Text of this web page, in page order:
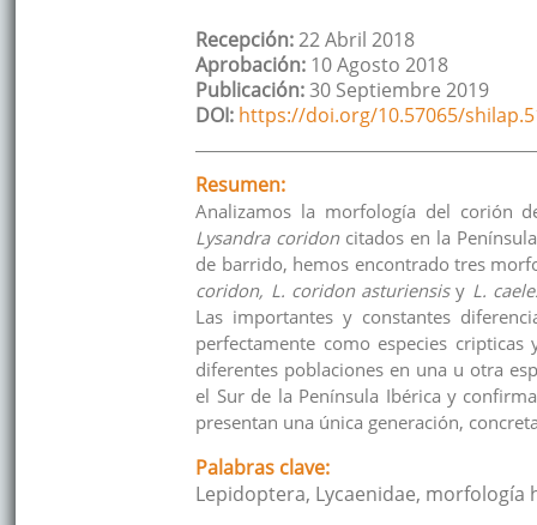
Recepción:22 Abril 2018
Aprobación: 10 Agosto 2018
Publicación:30 Septiembre 2019
DOI: https://doi.org/10.57065/
Resumen:
Analizamos la morfología del corión
Lysandra coridon citados en la
de barrido, hemos encontrado tres
coridon, L. coridon asturiensisy L.
Las importantes y constantes
perfectamente como especies
diferentes poblaciones en una u otra
el Sur de la Península Ibérica y
presentan una única generación,
Palabras clave:
Lepidoptera, Lycaenidae,